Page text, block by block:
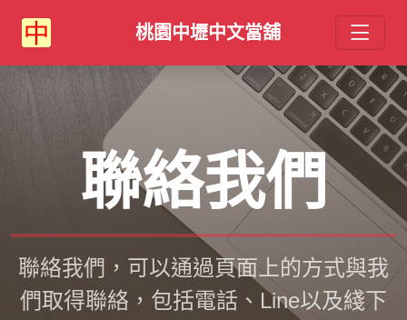
桃園中壢中文當舖
聯絡我們
聯絡我們，可以通過頁面上的方式與我
們取得聯絡，包括電話、Line以及綫下